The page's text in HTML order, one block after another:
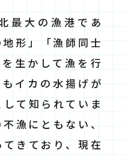
最大の漁港であ
形」「漁師同士
生かして漁を行
イカの水揚げが
て知られていま
漁にともない、
きており、現在